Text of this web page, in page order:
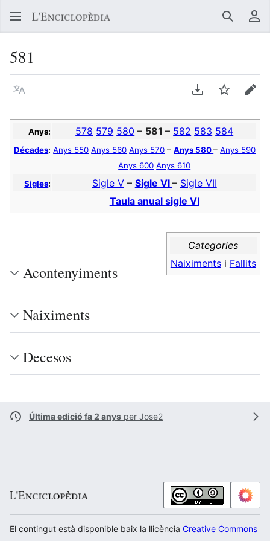
Buscar
581
Llegir en un atre idioma Descarregar en
Vigilar
Anys: 578 579 580 – 581– 582 583 584
Décades: Anys 550 Anys 560 Anys 570 –Anys 580–Anys 590
Anys 600 Anys 610
Sigles: Sigle V– Sigle VI – Sigle VII
Taula anual sigle VI
Categories
Naiximentsi Fallits
Acontenyiments
Naiximents
Decesos
Última edició fa 2 anys per Jose2
El contingut està disponible baix la llicència Creative Commons